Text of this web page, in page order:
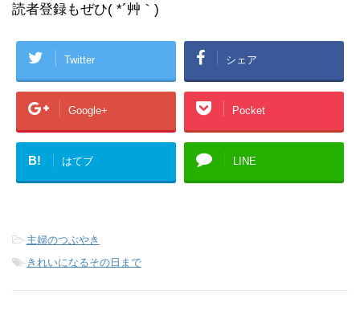
読者登録もぜひ( *´艸｀)
Twitter シェア
Google+ Pocket
B! はてブ LINE
-主婦のつぶやき
-きれいになるその日まで